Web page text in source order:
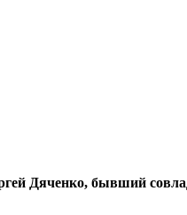
Дяченко, бывший